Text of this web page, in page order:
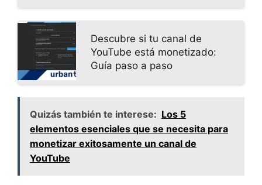
Descubre si tu canal de
YouTube está monetizado:
Guía paso a paso
Quizás también te interese: Los 5
elementos esenciales que se necesita para
monetizar exitosamente un canal de
YouTube